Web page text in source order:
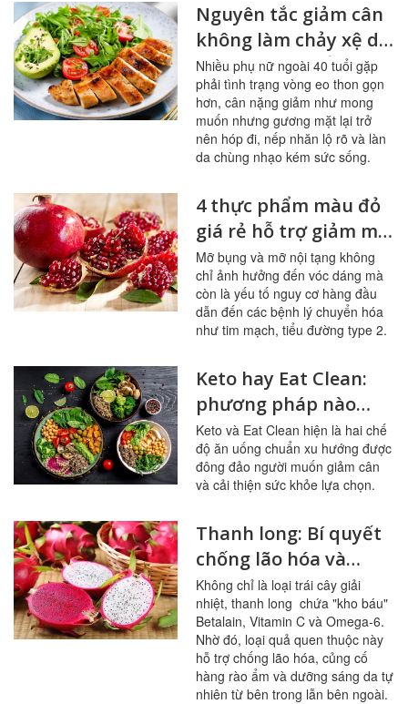
Nguyên tắc giảm cân
không làm chảy xệ da
cho phụ nữ tuổi 40
Nhiều phụ nữ ngoài 40 tuổi gặp
phải tình trạng vòng eo thon gọn
hơn, cân nặng giảm như mong
muốn nhưng gương mặt lại trở
nên hóp đi, nếp nhăn lộ rõ và làn
da chùng nhạo kém sức sống.
4 thực phẩm màu đỏ
giá rẻ hỗ trợ giảm mỡ
bụng hiệu quả
Mỡ bụng và mỡ nội tạng không
chỉ ảnh hưởng đến vóc dáng mà
còn là yếu tố nguy cơ hàng đầu
dẫn đến các bệnh lý chuyển hóa
như tim mạch, tiểu đường type 2.
Keto hay Eat Clean:
phương pháp nào
giúp giảm cân tốt
hơn?
Keto và Eat Clean hiện là hai chế
độ ăn uống chuẩn xu hướng được
đông đảo người muốn giảm cân
và cải thiện sức khỏe lựa chọn.
Thanh long: Bí quyết
chống lão hóa và
dưỡng da căng bóng
Không chỉ là loại trái cây giải
nhiệt, thanh long chứa "kho báu"
Betalain, Vitamin C và Omega-6.
Nhờ đó, loại quả quen thuộc này
hỗ trợ chống lão hóa, củng cố
hàng rào ẩm và dưỡng sáng da tự
nhiên từ bên trong lẫn bên ngoài.